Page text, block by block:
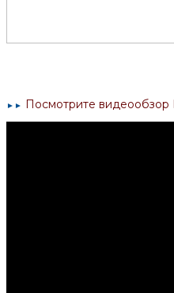
► ► Посмотрите видеообзор